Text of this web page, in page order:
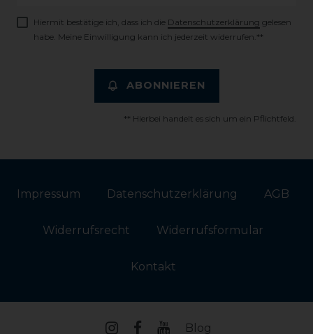
Hiermit bestätige ich, dass ich die Daten­schutz­erklärung gelesen
habe. Meine Einwilligung kann ich jederzeit widerrufen.**
ABONNIEREN
** Hierbei handelt es sich um ein Pflichtfeld.
Impressum Daten­schutz­erklärung AGB
Widerrufs­recht Widerrufs­formular
Kontakt
Blog